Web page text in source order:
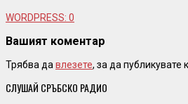
WORDPRESS: 0
Вашият коментар
Трябва давлезете, за да публикувате
СЛУШАЙ СРЪБСКО РАДИО